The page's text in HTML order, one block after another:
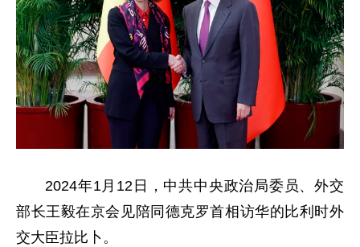
2024年1月12日，中共中央政治局委员、外交
部长王毅在京会见陪同德克罗首相访华的比利时外
交大臣拉比卜。